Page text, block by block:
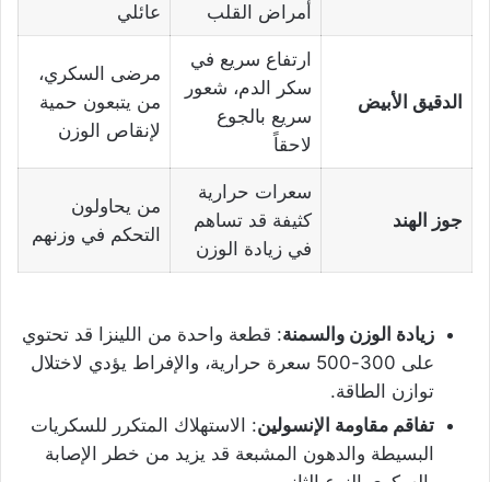
أمراض القلب
عائلي
الدقيق الأبيض
ارتفاع سريع في
سكر الدم، شعور
سريع بالجوع
لاحقاً
مرضى السكري،
من يتبعون حمية
لإنقاص الوزن
جوز الهند
سعرات حرارية
كثيفة قد تساهم
في زيادة الوزن
من يحاولون
التحكم في وزنهم
زيادة الوزن والسمنة: قطعة واحدة من اللينزا قد تحتوي
على 300-500 سعرة حرارية، والإفراط يؤدي لاختلال
توازن الطاقة.
تفاقم مقاومة الإنسولين: الاستهلاك المتكرر للسكريات
البسيطة والدهون المشبعة قد يزيد من خطر الإصابة